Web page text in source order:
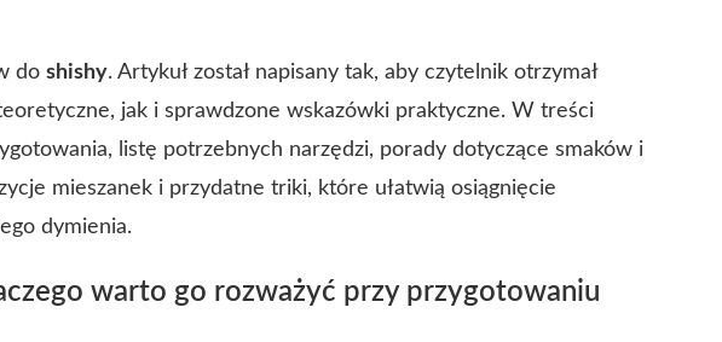
do shishy. Artykuł został napisany tak, aby czytelnik otrzymał
jak i sprawdzone wskazówki praktyczne. W treści
listę potrzebnych narzędzi, porady dotyczące smaków i
mieszanek i przydatne triki, które ułatwią osiągnięcie
dymienia.
warto go rozważyć przy przygotowaniu